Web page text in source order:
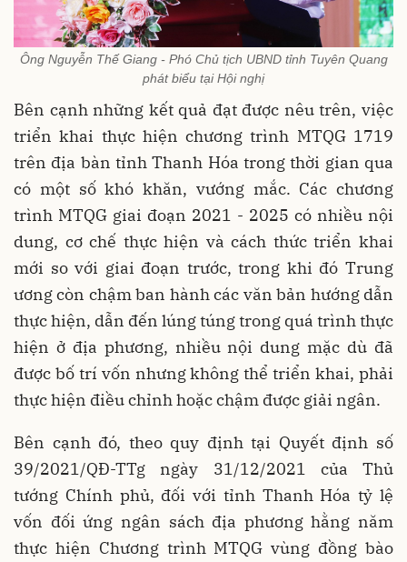
Ông Nguyễn Thế Giang - Phó Chủ tịch UBND tỉnh Tuyên Quang
phát biểu tại Hội nghị
Bên cạnh những kết quả đạt được nêu trên, việc
triển khai thực hiện chương trình MTQG 1719
trên địa bàn tỉnh Thanh Hóa trong thời gian qua
có một số khó khăn, vướng mắc. Các chương
trình MTQG giai đoạn 2021 - 2025 có nhiều nội
dung, cơ chế thực hiện và cách thức triển khai
mới so với giai đoạn trước, trong khi đó Trung
ương còn chậm ban hành các văn bản hướng dẫn
thực hiện, dẫn đến lúng túng trong quá trình thực
hiện ở địa phương, nhiều nội dung mặc dù đã
được bố trí vốn nhưng không thể triển khai, phải
thực hiện điều chỉnh hoặc chậm được giải ngân.
Bên cạnh đó, theo quy định tại Quyết định số
39/2021/QĐ-TTg ngày 31/12/2021 của Thủ
tướng Chính phủ, đối với tỉnh Thanh Hóa tỷ lệ
vốn đối ứng ngân sách địa phương hằng năm
thực hiện Chương trình MTQG vùng đồng bào